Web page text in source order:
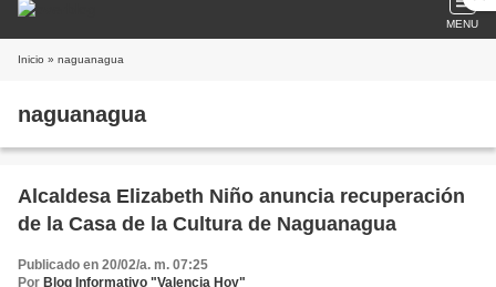
MENU
Inicio » naguanagua
naguanagua
Alcaldesa Elizabeth Niño anuncia recuperación
de la Casa de la Cultura de Naguanagua
Publicado en 20/02/a. m. 07:25
Por Blog Informativo "Valencia Hoy"